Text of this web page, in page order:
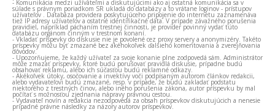
- Komunikácia medzi užívateľmi a diskutujúcimi ako aj ostatná komunikácia sa v
súlade s právnym poriadkom SR ukladá do databázy a to vrátane loginov - prístupov
užívateľov . Databáza providera poskytujúceho pripojenie do internetu zaznamenáva
tiež IP adresy užívateľov a ostatné identifikačné dáta. V prípade závažného porušenia
pravidiel, napríklad páchaním trestnej činnosti, je provider povinný vydať túto
databázu orgánom činným v trestnom konaní.
- Vkladať príspevky do diskusie nie je povolené cez proxy servery a anonymizéry. Takéto
príspevky môžu byť zmazané bez akéhokoľvek ďalšieho komentovania a zverejňovania
dôvodov.
- Upozorňujeme, že každý užívateľ za svoje konanie plne zodpovedá sám. Administrátor
môže zmazať príspevky, ktoré budú porušovať pravidlá diskusie, prípadne budú
obsahovať reklamu, alebo ich súčasťou budú reklamné odkazy.
- Akékoľvek útoky, osočovanie a invektívy voči podpísaným autorom článkov redakcii,
alebo vydavateľovi budú zmazané, resp. v prípade, že budú zakladať podstatu
niektorého z trestných činov, alebo iného porušenia zákona, autor príspevku by mal
počítať s možnosťou zjednania nápravy právnou cestou.
- Vydavateľ novín a redakcia nezodpovedá za obsah príspevkov diskutujúcich a nenesie
prípadné právne následky za názory autorov príspevkov.